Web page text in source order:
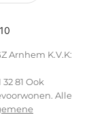
Arnhem K.V.K:
81 Ook
Alle